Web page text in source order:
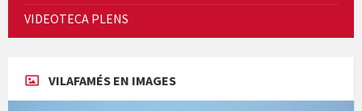
Cicle de Cine i Dones rurals
VIDEOTECA PLENS
VILAFAMÉS EN IMAGES